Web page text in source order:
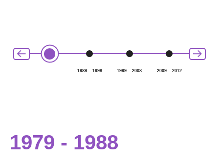
1989 – 1998 1999 – 2008 2009 – 2012
1979 - 1988